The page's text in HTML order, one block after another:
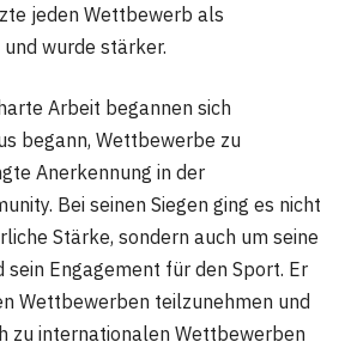
jeden Wettbewerb als
wurde stärker.
Arbeit begannen sich
begann, Wettbewerbe zu
Anerkennung in der
Bei seinen Siegen ging es nicht
Stärke, sondern auch um seine
Engagement für den Sport. Er
Wettbewerben teilzunehmen und
zu internationalen Wettbewerben